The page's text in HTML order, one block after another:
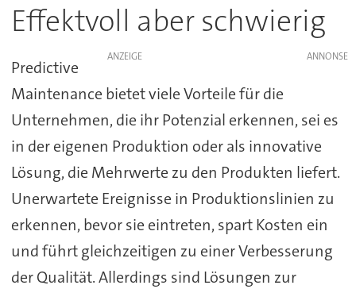
Effektvoll aber schwierig
ANZEIGE
Predictive
Maintenance bietet viele Vorteile für die
Unternehmen, die ihr Potenzial erkennen, sei es
in der eigenen Produktion oder als innovative
Lösung, die Mehrwerte zu den Produkten liefert.
Unerwartete Ereignisse in Produktionslinien zu
erkennen, bevor sie eintreten, spart Kosten ein
und führt gleichzeitigen zu einer Verbesserung
der Qualität. Allerdings sind Lösungen zur